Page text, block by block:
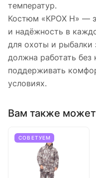
температур.
Костюм «КРОХ Н» —
и надёжность в
для охоты и рыбалки
должна работать
поддерживать
условиях.
Вам также может
СОВЕТУЕМ